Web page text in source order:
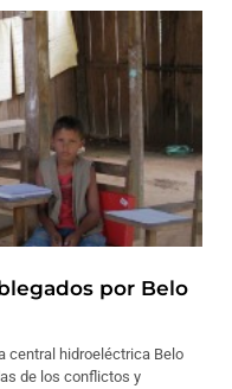
por Belo
central hidroeléctrica Belo
de los conflictos y